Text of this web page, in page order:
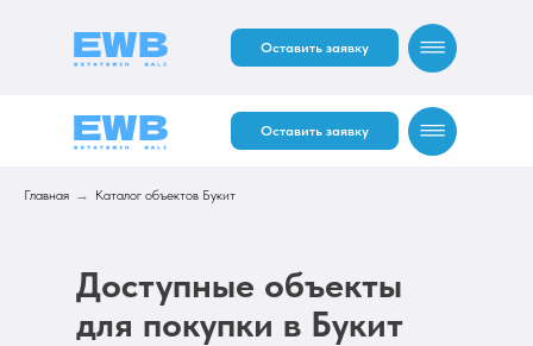
Оставить заявку
Оставить заявку
Главная → Каталог объектов Букит
Доступные объекты
для покупки в Букит